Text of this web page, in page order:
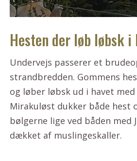
Hesten der løb løbsk i
Undervejs passerer et
strandbredden. Gommens
og løber løbsk ud i havet
Mirakuløst dukker både hest
bølgerne lige ved båden med
dækket af muslingeskaller.